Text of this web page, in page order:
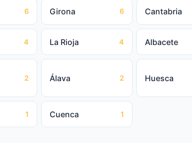
6 Girona 6 Cantabria
4 La Rioja 4 Albacete
2 Álava 2 Huesca
1 Cuenca 1